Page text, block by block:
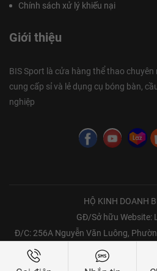
Chính sách xử lý khiếu nại
Giới thiệu
BIS Sport là cửa hàng thể thao chuyên
cung cấp sỉ và lẻ dụng cụ bóng bàn,
nghiệp
HỘ KINH DOANH
GĐ/Sở hữu Website:
Đ/C: 256A Nguyễn Văn Luông,
Bản quyền thuộc về Bissport |